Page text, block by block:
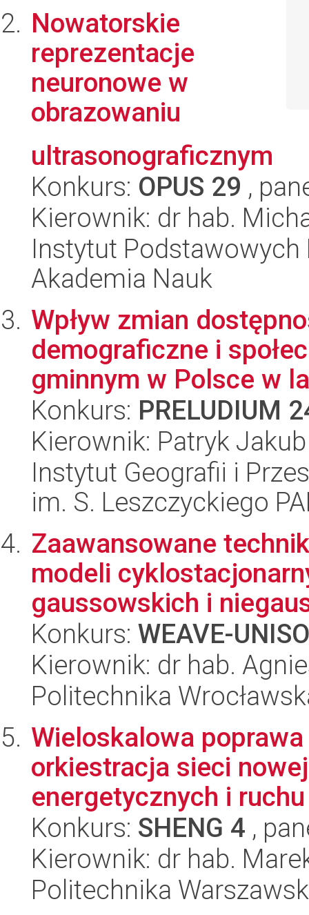
Nowatorskie
reprezentacje
neuronowe w
obrazowaniu
ultrasonograficznym
Konkurs: OPUS 29 ,
Kierownik: dr hab.
Instytut
Akademia Nauk
Wpływ zmian
demograficzne i
gminnym w Polsce w
Konkurs: PRELUDIUM
Kierownik: Patryk
Instytut Geografii i
im. S. Leszczyckiego
Zaawansowane
modeli
gaussowskich i
Konkurs: WEAVE-
Kierownik: dr hab.
Politechnika
Wieloskalowa
orkiestracja sieci
energetycznych i
Konkurs: SHENG 4 ,
Kierownik: dr hab.
Politechnika